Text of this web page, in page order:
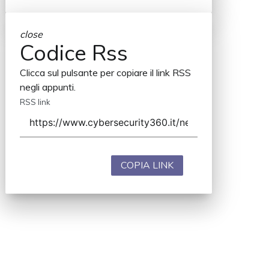
close
Codice Rss
Clicca sul pulsante per copiare il link RSS
negli appunti.
RSS link
COPIA LINK